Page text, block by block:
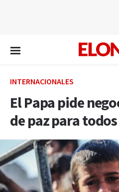
INTERNACIONALES
El Papa pide
de paz para